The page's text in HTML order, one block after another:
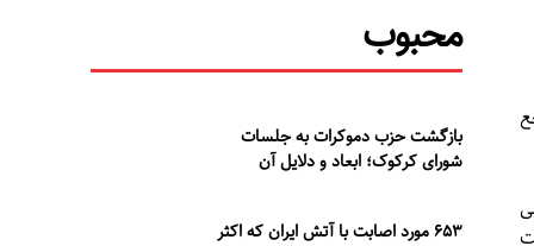
مرجعیت
محبوب
بازگشت حزب دموکرات به جلسات
شورای کرکوک؛ ابعاد و دلایل آن
۶۵۳ مورد اصابت با آتش ایران که اکثر